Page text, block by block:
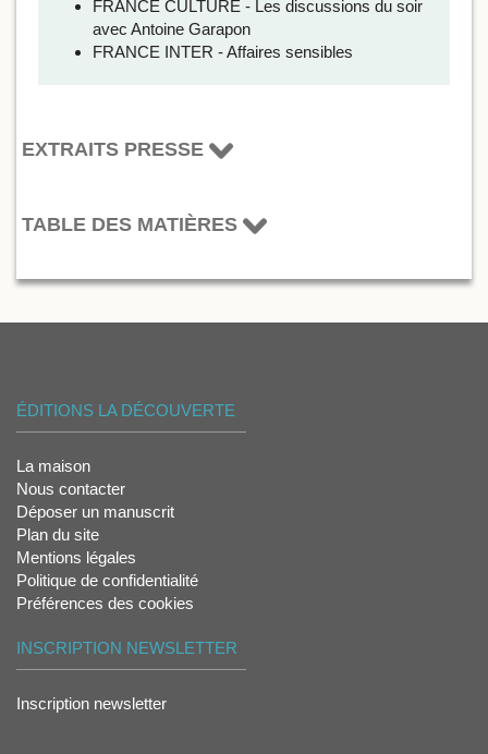
FRANCE CULTURE - Les discussions du soir
avec Antoine Garapon
FRANCE INTER - Affaires sensibles
EXTRAITS PRESSE
TABLE DES MATIÈRES
ÉDITIONS LA DÉCOUVERTE
La maison
Nous contacter
Déposer un manuscrit
Plan du site
Mentions légales
Politique de confidentialité
Préférences des cookies
INSCRIPTION NEWSLETTER
Inscription newsletter